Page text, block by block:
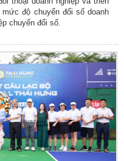
độ chuyển đổi số doanh
chuyển đổi số.